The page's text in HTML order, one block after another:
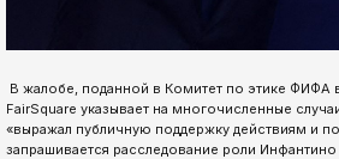
В жалобе, поданной в Комитет по этике ФИФА
FairSquare указывает на многочисленные
«выражал публичную поддержку действиям и
запрашивается расследование роли